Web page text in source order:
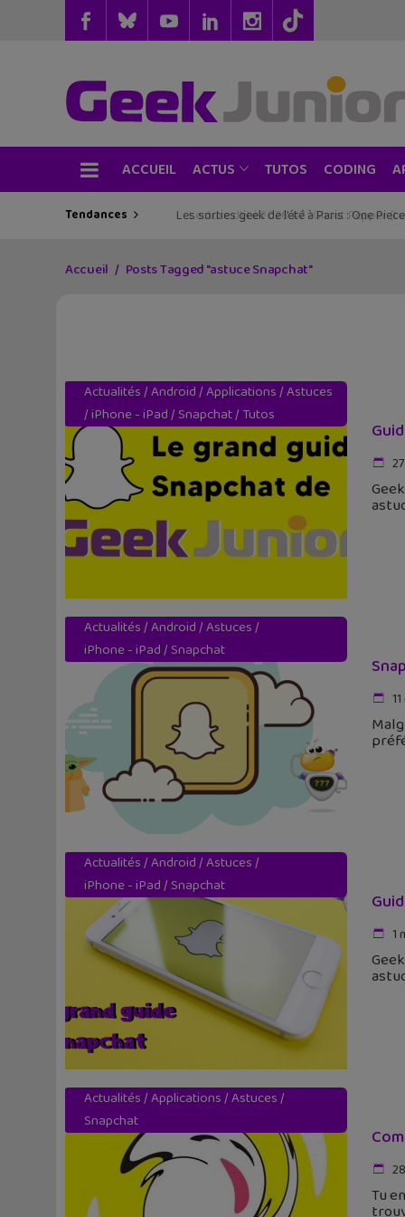
ACCUEIL ACTUS TUTOS CODING
Tendances Les sorties geek de l’été à Paris : One
Accueil Posts Tagged "astuce Snapchat"
Actualités/Android/Applications/Astuces
/iPhone - iPad/ Snapchat/ Tutos
Actualités/Android/Astuces/
iPhone - iPad/ Snapchat
Actualités/Android/Astuces/
iPhone - iPad/ Snapchat
1
Actualités/Applications/Astuces/
Snapchat
Tu